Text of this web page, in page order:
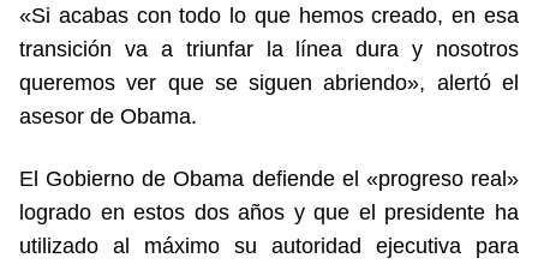
«Si acabas con todo lo que hemos creado, en esa
transición va a triunfar la línea dura y nosotros
queremos ver que se siguen abriendo», alertó el
asesor de Obama.
El Gobierno de Obama defiende el «progreso real»
logrado en estos dos años y que el presidente ha
utilizado al máximo su autoridad ejecutiva para